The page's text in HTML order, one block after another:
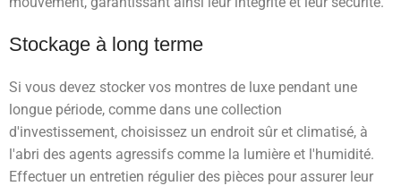
Stockage à long terme
Si vous devez stocker vos montres de luxe pendant une
longue période, comme dans une collection
d'investissement, choisissez un endroit sûr et climatisé, à
l'abri des agents agressifs comme la lumière et l'humidité.
Effectuer un entretien régulier des pièces pour assurer leur